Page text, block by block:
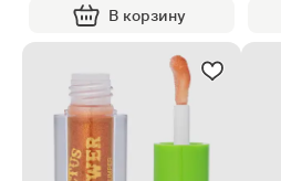
В корзину